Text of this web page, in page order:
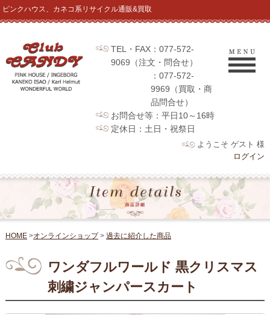
ピンクハウス、カネコ系リサイクル通販&買取
TEL・FAX：077-572-
9069（注文・問合せ）
：077-572-
9969（買取・商
品問合せ）
お問合せ等：平日10～16時
定休日：土日・祝祭日
ようこそ ゲスト 様
ログイン
HOME>オンラインショップ> 過去に紹介した商品
ワンダフルワールド 黒クリスマス
刺繍ジャンパースカート